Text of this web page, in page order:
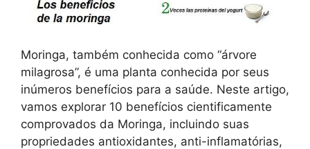
Moringa, também conhecida como “árvore
milagrosa”, é uma planta conhecida por seus
inúmeros benefícios para a saúde. Neste artigo,
vamos explorar 10 benefícios cientificamente
comprovados da Moringa, incluindo suas
propriedades antioxidantes, anti-inflamatórias,